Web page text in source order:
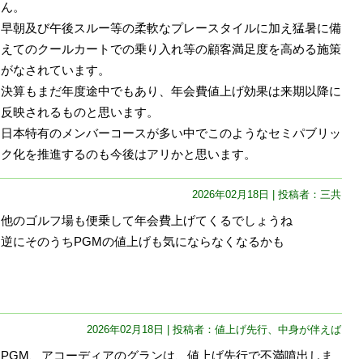
ん。
早朝及び午後スルー等の柔軟なプレースタイルに加え猛暑に備
えてのクールカートでの乗り入れ等の顧客満足度を高める施策
がなされています。
決算もまだ年度途中でもあり、年会費値上げ効果は来期以降に
反映されるものと思います。
日本特有のメンバーコースが多い中でこのようなセミパブリッ
ク化を推進するのも今後はアリかと思います。
2026年02月18日 | 投稿者：三共
他のゴルフ場も便乗して年会費上げてくるでしょうね
逆にそのうちPGMの値上げも気にならなくなるかも
2026年02月18日 | 投稿者：値上げ先行、中身が伴えば
PGM、アコーディアのグランは、値上げ先行で不満噴出しま